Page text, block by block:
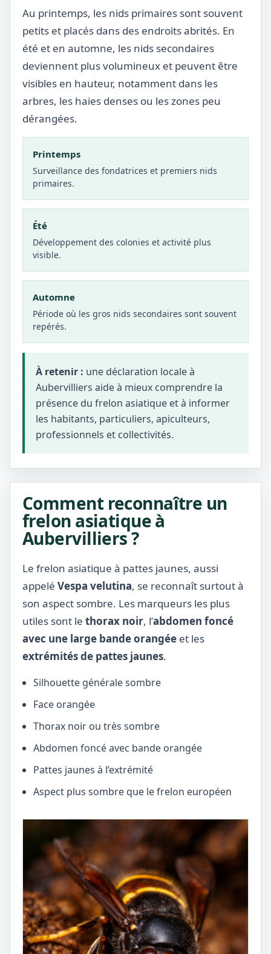
Au printemps, les nids primaires sont souvent
petits et placés dans des endroits abrités. En
été et en automne, les nids secondaires
deviennent plus volumineux et peuvent être
visibles en hauteur, notamment dans les
arbres, les haies denses ou les zones peu
dérangées.
Printemps
Surveillance des fondatrices et premiers nids
primaires.
Été
Développement des colonies et activité plus
visible.
Automne
Période où les gros nids secondaires sont souvent
repérés.
À retenir : une déclaration locale à
Aubervilliers aide à mieux comprendre la
présence du frelon asiatique et à informer
les habitants, particuliers, apiculteurs,
professionnels et collectivités.
Comment reconnaître un
frelon asiatique à
Aubervilliers ?
Le frelon asiatique à pattes jaunes, aussi
appelé Vespa velutina, se reconnaît surtout à
son aspect sombre. Les marqueurs les plus
utiles sont le thorax noir, l’abdomen foncé
avec une large bande orangée et les
extrémités de pattes jaunes.
Silhouette générale sombre
Face orangée
Thorax noir ou très sombre
Abdomen foncé avec bande orangée
Pattes jaunes à l’extrémité
Aspect plus sombre que le frelon européen